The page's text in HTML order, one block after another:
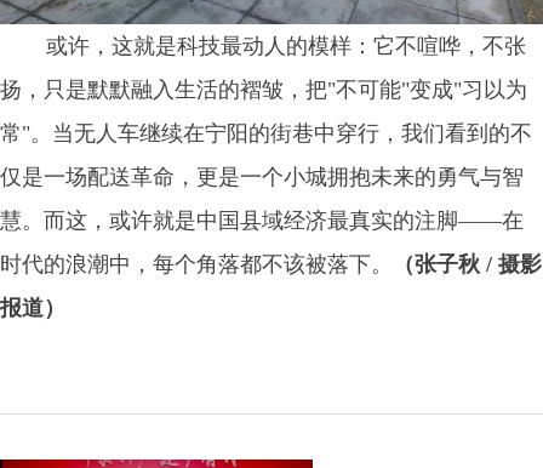
或许，这就是科技最动人的模样：它不喧哗，不张
扬，只是默默融入生活的褶皱，把"不可能"变成"习以为
常"。当无人车继续在宁阳的街巷中穿行，我们看到的不
仅是一场配送革命，更是一个小城拥抱未来的勇气与智
慧。而这，或许就是中国县域经济最真实的注脚——在
时代的浪潮中，每个角落都不该被落下。
（张子秋 / 摄影
报道）